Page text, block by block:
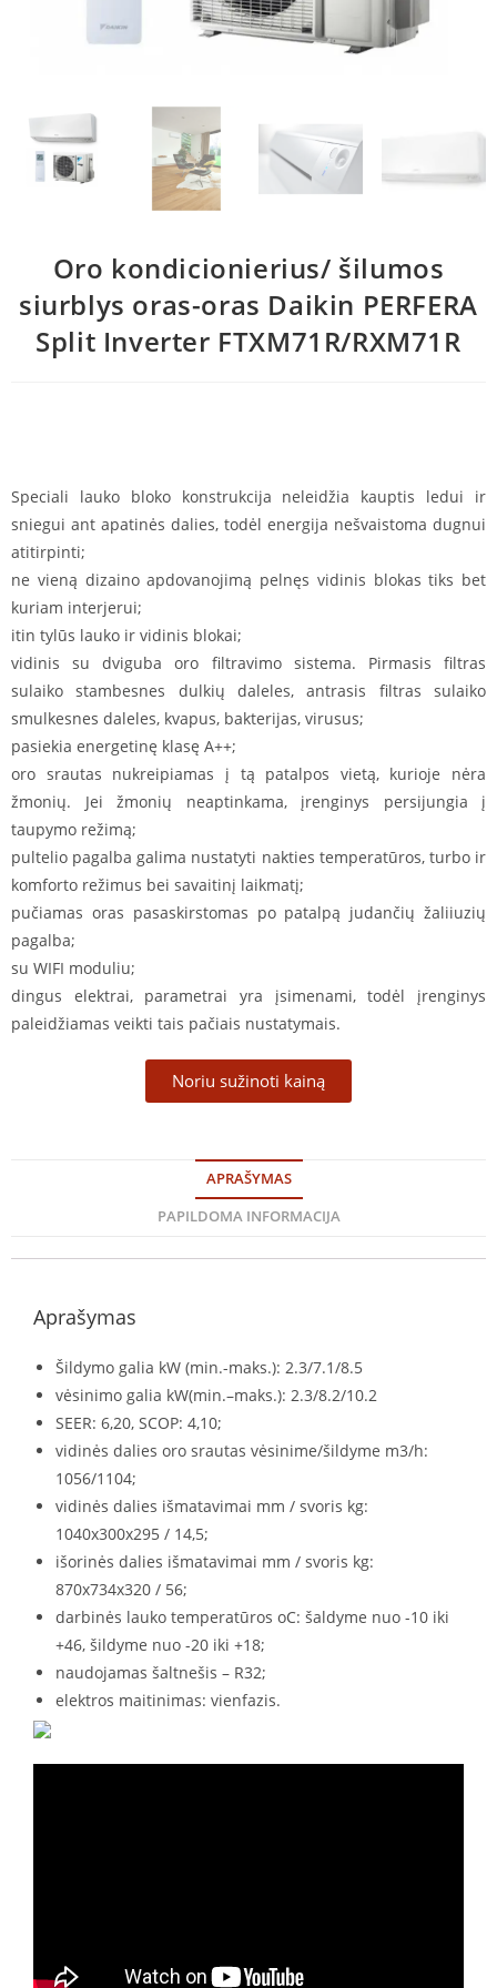
Oro kondicionierius/ šilumos
siurblys oras-oras Daikin PERFERA
Split Inverter FTXM71R/RXM71R
Speciali lauko bloko konstrukcija neleidžia kauptis ledui ir
sniegui ant apatinės dalies, todėl energija nešvaistoma dugnui
atitirpinti;
ne vieną dizaino apdovanojimą pelnęs vidinis blokas tiks bet
kuriam interjerui;
itin tylūs lauko ir vidinis blokai;
vidinis su dviguba oro filtravimo sistema. Pirmasis filtras
sulaiko stambesnes dulkių daleles, antrasis filtras sulaiko
smulkesnes daleles, kvapus, bakterijas, virusus;
pasiekia energetinę klasę A++;
oro srautas nukreipiamas į tą patalpos vietą, kurioje nėra
žmonių. Jei žmonių neaptinkama, įrenginys persijungia į
taupymo režimą;
pultelio pagalba galima nustatyti nakties temperatūros, turbo ir
komforto režimus bei savaitinį laikmatį;
pučiamas oras pasaskirstomas po patalpą judančių žaliiuzių
pagalba;
su WIFI moduliu;
dingus elektrai, parametrai yra įsimenami, todėl įrenginys
paleidžiamas veikti tais pačiais nustatymais.
Noriu sužinoti kainą
APRAŠYMAS
PAPILDOMA INFORMACIJA
Aprašymas
Šildymo galia kW (min.-maks.): 2.3/7.1/8.5
vėsinimo galia kW(min.–maks.): 2.3/8.2/10.2
SEER: 6,20, SCOP: 4,10;
vidinės dalies oro srautas vėsinime/šildyme m3/h:
1056/1104;
vidinės dalies išmatavimai mm / svoris kg:
1040x300x295 / 14,5;
išorinės dalies išmatavimai mm / svoris kg:
870x734x320 / 56;
darbinės lauko temperatūros oC: šaldyme nuo -10 iki
+46, šildyme nuo -20 iki +18;
naudojamas šaltnešis – R32;
elektros maitinimas: vienfazis.